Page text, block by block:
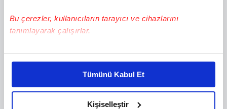
Bu çerezler, kullanıcıların tarayıcı ve cihazlarını
tanımlayarak çalışırlar.
Bu çerezlere izin vermeniz halinde sizlere özel
daha iyi reklam deneyimi yaşatabiliriz. Bunu yaparken
amacımızın size daha iyi bir reklam deneyimi sunmak
olduğunu ve sizlere en iyi içerikleri sunabilmek adına
Tümünü Kabul Et
Kişiselleştir